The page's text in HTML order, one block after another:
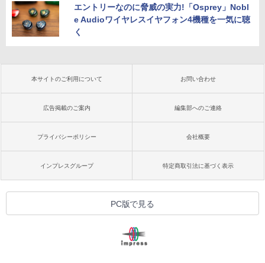
エントリーなのに脅威の実力!「Osprey」Nobl
e Audioワイヤレスイヤフォン4機種を一気に聴
く
本サイトのご利用について お問い合わせ
広告掲載のご案内 編集部へのご連絡
プライバシーポリシー 会社概要
インプレスグループ 特定商取引法に基づく表示
PC版で見る